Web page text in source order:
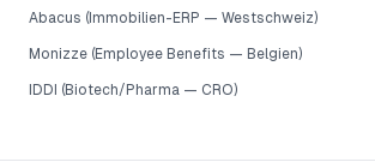
Abacus (Immobilien-ERP — Westschweiz)
Monizze (Employee Benefits — Belgien)
IDDI (Biotech/Pharma — CRO)